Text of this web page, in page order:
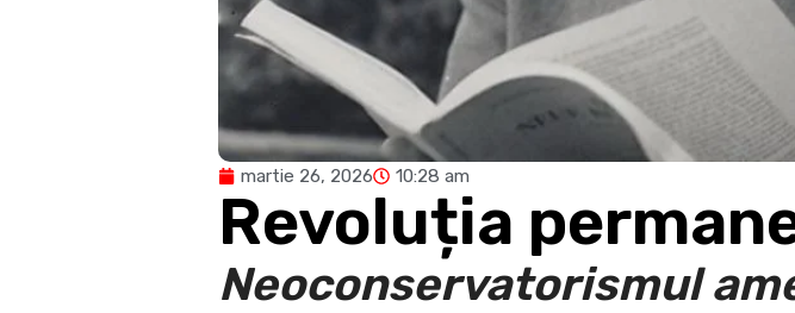
martie 26, 2026 10:28 am
Revoluția
Neoconservatorismul